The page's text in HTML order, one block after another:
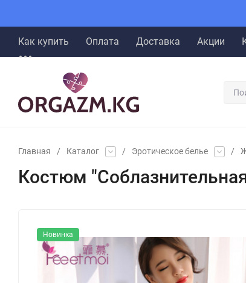
Как купить Оплата Доставка Акции
Главная / Каталог / Эротическое белье /
Костюм
Новинка